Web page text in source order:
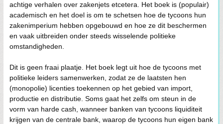
achtige verhalen over zakenjets etcetera. Het boek is (populair)
academisch en het doel is om te schetsen hoe de tycoons hun
zakenimperium hebben opgebouwd en hoe ze dit beschermen
en vaak uitbreiden onder steeds wisselende politieke
omstandigheden.
Dit is geen fraai plaatje. Het boek legt uit hoe de tycoons met
politieke leiders samenwerken, zodat ze de laatsten hen
(monopolie) licenties toekennen op het gebied van import,
productie en distributie. Soms gaat het zelfs om steun in de
vorm van harde cash, wanneer banken van tycoons liquiditeit
krijgen van de centrale bank, waarop de tycoons hun eigen bank